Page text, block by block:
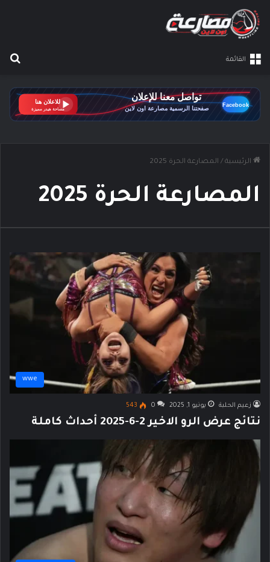
القائمة
الرئيسية / المصارعة الحرة 2025
المصارعة الحرة 2025
wwe
زعيم الحلبة يونيو 1, 2025 0
543
نتائج عرض الرو الاخير 2-6-2025 أحداث كاملة